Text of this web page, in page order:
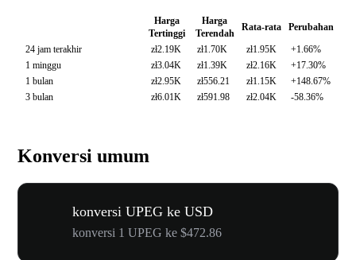
Harga
Tertinggi
Harga
Terendah
Rata-rata
Perubahan
24 jam terakhir
zł2.19K zł1.70K zł1.95K
+1.66%
1 minggu
zł3.04K zł1.39K zł2.16K
+17.30%
1 bulan
zł2.95K zł556.21 zł1.15K
+148.67%
3 bulan
zł6.01K zł591.98 zł2.04K -58.36%
Konversi umum
konversi UPEG ke USD
konversi 1 UPEG ke $472.86